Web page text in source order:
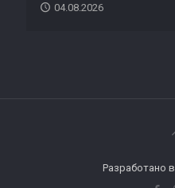
04.08.2026
Разработано в